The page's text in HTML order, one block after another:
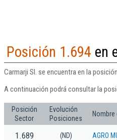
Posición 1.694 en
Carmarji Sl. se encuentra en la
A continuación podrá consultar la
Posición
Sector
Evolución
Posiciones
Nombre
1.689 (ND) AGRO